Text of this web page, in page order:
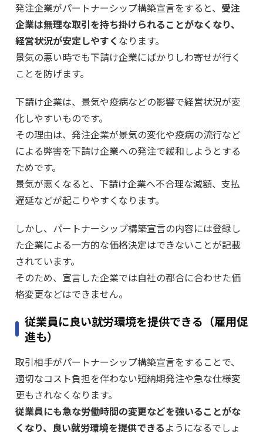
発注企業がパートナーシップ構築宣言をすると、 受注
企業は無理な取引を持ち掛けられることがなくなり、
経営状況が安定しやすく なります。
景気の悪い時でも下請け企業にばかりしわ寄せが行く
ことを防げます。
下請け企業は、景気や疫病などの影響で経営状況が変
化しやすいものです。
その理由は、発注企業が景気の変化や疫病の流行など
による弊害を下請け企業への発注で緩和しようとする
ためです。
景気が悪くなると、下請け企業へ不合理な減額、支払
遅延などが起こりやすくなります。
しかし、パートナーシップ構築宣言の内容には登録し
た企業による一方的な価格決定はできないことが記載
されています。
そのため、宣言した企業では自社の都合に合わせた価
格変更などはできません。
従業員に良い就労環境を提供できる（雇用促
進も）
取引相手がパートナーシップ構築宣言をすることで、
適切なコスト負担を伴わない短納期発注や急な仕様変
更もされなくなります。
従業員にも急な労働時間の変更などを強いることがな
くなり、良い就労環境を提供できるようになるでしょ